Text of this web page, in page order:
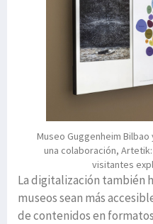
Museo Guggenheim
una colaboración,
visitantes
La digitalización también
museos sean más
de contenidos en